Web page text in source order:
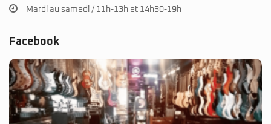
Mardi au samedi / 11h-13h et 14h30-19h
Facebook